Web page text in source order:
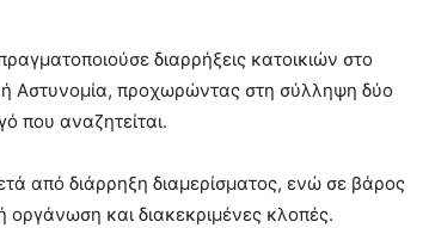
διαρρήξεις κατοικιών στο
Αστυνομία, προχωρώντας στη σύλληψη δύο
που αναζητείται.
από διάρρηξη διαμερίσματος, ενώ σε βάρος
οργάνωση και διακεκριμένες κλοπές.